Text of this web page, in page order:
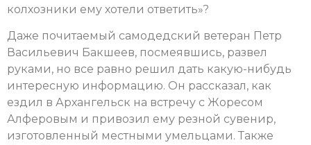
колхозники ему хотели ответить»?
Даже почитаемый самодедский ветеран Петр
Васильевич Бакшеев, посмеявшись, развел
руками, но все равно решил дать какую-нибудь
интересную информацию. Он рассказал, как
ездил в Архангельск на встречу с Жоресом
Алферовым и привозил ему резной сувенир,
изготовленный местными умельцами. Также